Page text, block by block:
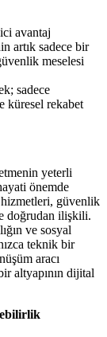
avantaj
artık sadece bir
meselesi
sadece
küresel rekabet
yeterli
önemde
güvenlik
doğrudan ilişkili.
ve sosyal
teknik bir
aracı
altyapının dijital